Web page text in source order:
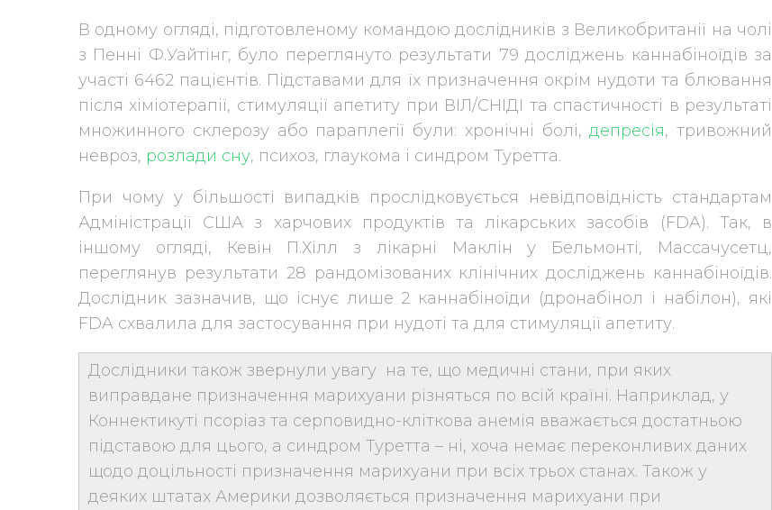
В одному огляді, підготовленому командою дослідників з Великобританії на чолі
з Пенні Ф.Уайтінг, було переглянуто результати 79 досліджень каннабіноїдів за
участі 6462 пацієнтів. Підставами для їх призначення окрім нудоти та блювання
після хіміотерапії, стимуляції апетиту при ВІЛ/СНІДІ та спастичності в результаті
множинного склерозу або параплегії були: хронічні болі,депресія, тривожний
невроз, розлади сну, психоз, глаукома і синдром Туретта.
При чому у більшості випадків прослідковується невідповідність стандартам
Адміністрації США з харчових продуктів та лікарських засобів (FDA). Так, в
іншому огляді, Кевін П.Хілл з лікарні Маклін у Бельмонті, Массачусетц,
переглянув результати 28 рандомізованих клінічних досліджень каннабіноїдів.
Дослідник зазначив, що існує лише 2 каннабіноїди (дронабінол і набілон), які
FDA схвалила для застосування при нудоті та для стимуляції апетиту.
Дослідники також звернули увагу на те, що медичні стани, при яких
виправдане призначення марихуани різняться по всій країні. Наприклад, у
Коннектикуті псоріаз та серповидно-кліткова анемія вважається достатньою
підставою для цього, а синдром Туретта – ні, хоча немає переконливих даних
щодо доцільності призначення марихуани при всіх трьох станах. Також у
деяких штатах Америки дозволяється призначення марихуани при